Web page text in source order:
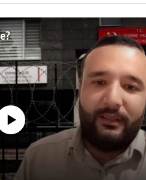
currently available